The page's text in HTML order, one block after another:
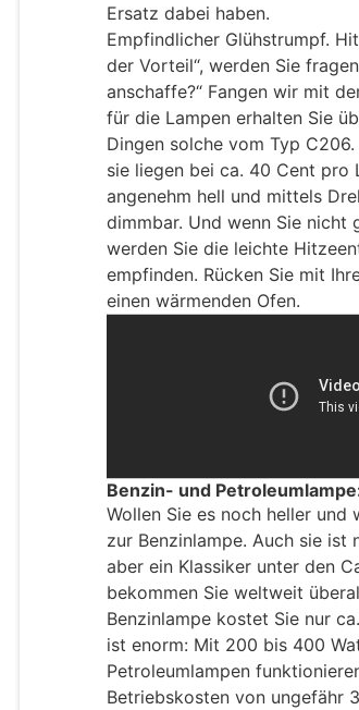
Ersatz dabei haben.
Empfindlicher Glühstrumpf.
der Vorteil“, werden Sie
anschaffe?“ Fangen wir mit
für die Lampen erhalten Sie
Dingen solche vom Typ
sie liegen bei ca. 40 Cent pro
angenehm hell und mittels
dimmbar. Und wenn Sie nicht
werden Sie die leichte
empfinden. Rücken Sie mit
einen wärmenden Ofen.
Benzin- und
Wollen Sie es noch heller und
zur Benzinlampe. Auch sie ist
aber ein Klassiker unter den
bekommen Sie weltweit
Benzinlampe kostet Sie nur
ist enorm: Mit 200 bis 400
Petroleumlampen
Betriebskosten von ungefähr